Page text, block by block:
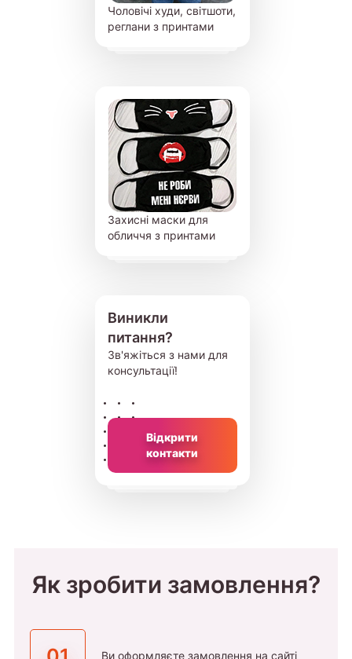
Чоловічі худи, світшоти,
реглани з принтами
Захисні маски для
обличчя з принтами
Виникли
питання?
Зв'яжіться з нами для
консультації!
Відкрити
контакти
Як зробити замовлення?
Ви оформляєте замовлення на сайті